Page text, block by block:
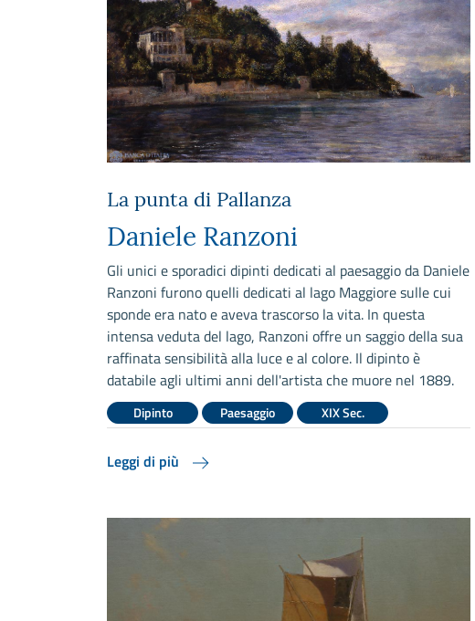
La punta di Pallanza
Daniele Ranzoni
Gli unici e sporadici dipinti dedicati al paesaggio da Daniele
Ranzoni furono quelli dedicati al lago Maggiore sulle cui
sponde era nato e aveva trascorso la vita. In questa
intensa veduta del lago, Ranzoni offre un saggio della sua
raffinata sensibilità alla luce e al colore. Il dipinto è
databile agli ultimi anni dell'artista che muore nel 1889.
Dipinto Paesaggio XIX Sec.
Leggi di più